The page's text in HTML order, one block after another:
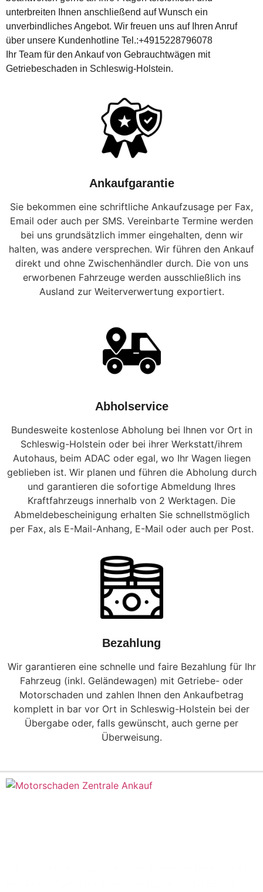
unterbreiten Ihnen anschließend auf Wunsch ein
unverbindliches Angebot. Wir freuen uns auf Ihren Anruf
über unsere Kundenhotline Tel.:+4915228796078
Ihr Team für den Ankauf von Gebrauchtwägen mit
Getriebeschaden in Schleswig-Holstein.
Ankaufgarantie
Sie bekommen eine schriftliche Ankaufzusage per Fax,
Email oder auch per SMS. Vereinbarte Termine werden
bei uns grundsätzlich immer eingehalten, denn wir
halten, was andere versprechen. Wir führen den Ankauf
direkt und ohne Zwischenhändler durch. Die von uns
erworbenen Fahrzeuge werden ausschließlich ins
Ausland zur Weiterverwertung exportiert.
Abholservice
Bundesweite kostenlose Abholung bei Ihnen vor Ort in
Schleswig-Holstein oder bei ihrer Werkstatt/ihrem
Autohaus, beim ADAC oder egal, wo Ihr Wagen liegen
geblieben ist. Wir planen und führen die Abholung durch
und garantieren die sofortige Abmeldung Ihres
Kraftfahrzeugs innerhalb von 2 Werktagen. Die
Abmeldebescheinigung erhalten Sie schnellstmöglich
per Fax, als E-Mail-Anhang, E-Mail oder auch per Post.
Bezahlung
Wir garantieren eine schnelle und faire Bezahlung für Ihr
Fahrzeug (inkl. Geländewagen) mit Getriebe- oder
Motorschaden und zahlen Ihnen den Ankaufbetrag
komplett in bar vor Ort in Schleswig-Holstein bei der
Übergabe oder, falls gewünscht, auch gerne per
Überweisung.